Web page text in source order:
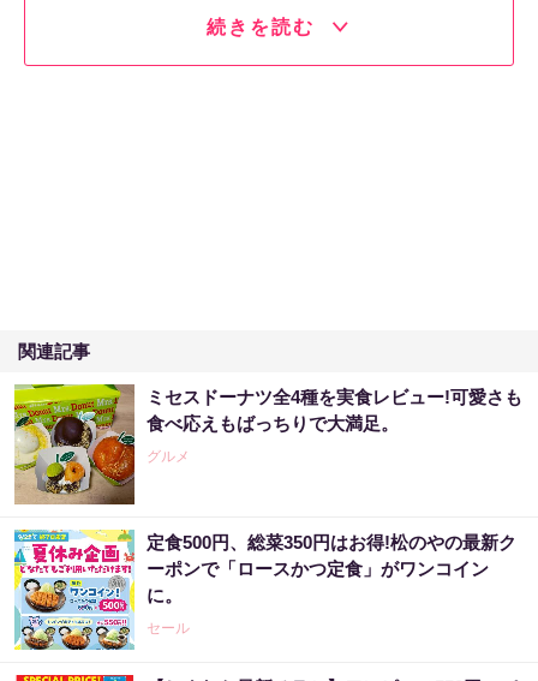
続きを読む
関連記事
ミセスドーナツ全4種を実食レビュー!可愛さも
食べ応えもばっちりで大満足。
グルメ
定食500円、総菜350円はお得!松のやの最新ク
ーポンで「ロースかつ定食」がワンコイン
に。
セール